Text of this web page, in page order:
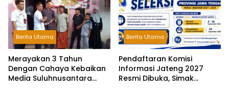
Berita Utama
Merayakan 3 Tahun
Dengan Cahaya Kebaikan
Media Suluhnusantara
Berita Utama
Pendaftaran Komisi
Informasi Jateng 2027
Resmi Dibuka, Simak